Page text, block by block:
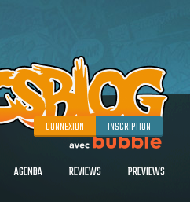
CONNEXION INSCRIPTION
AGENDA REVIEWS PREVIEWS